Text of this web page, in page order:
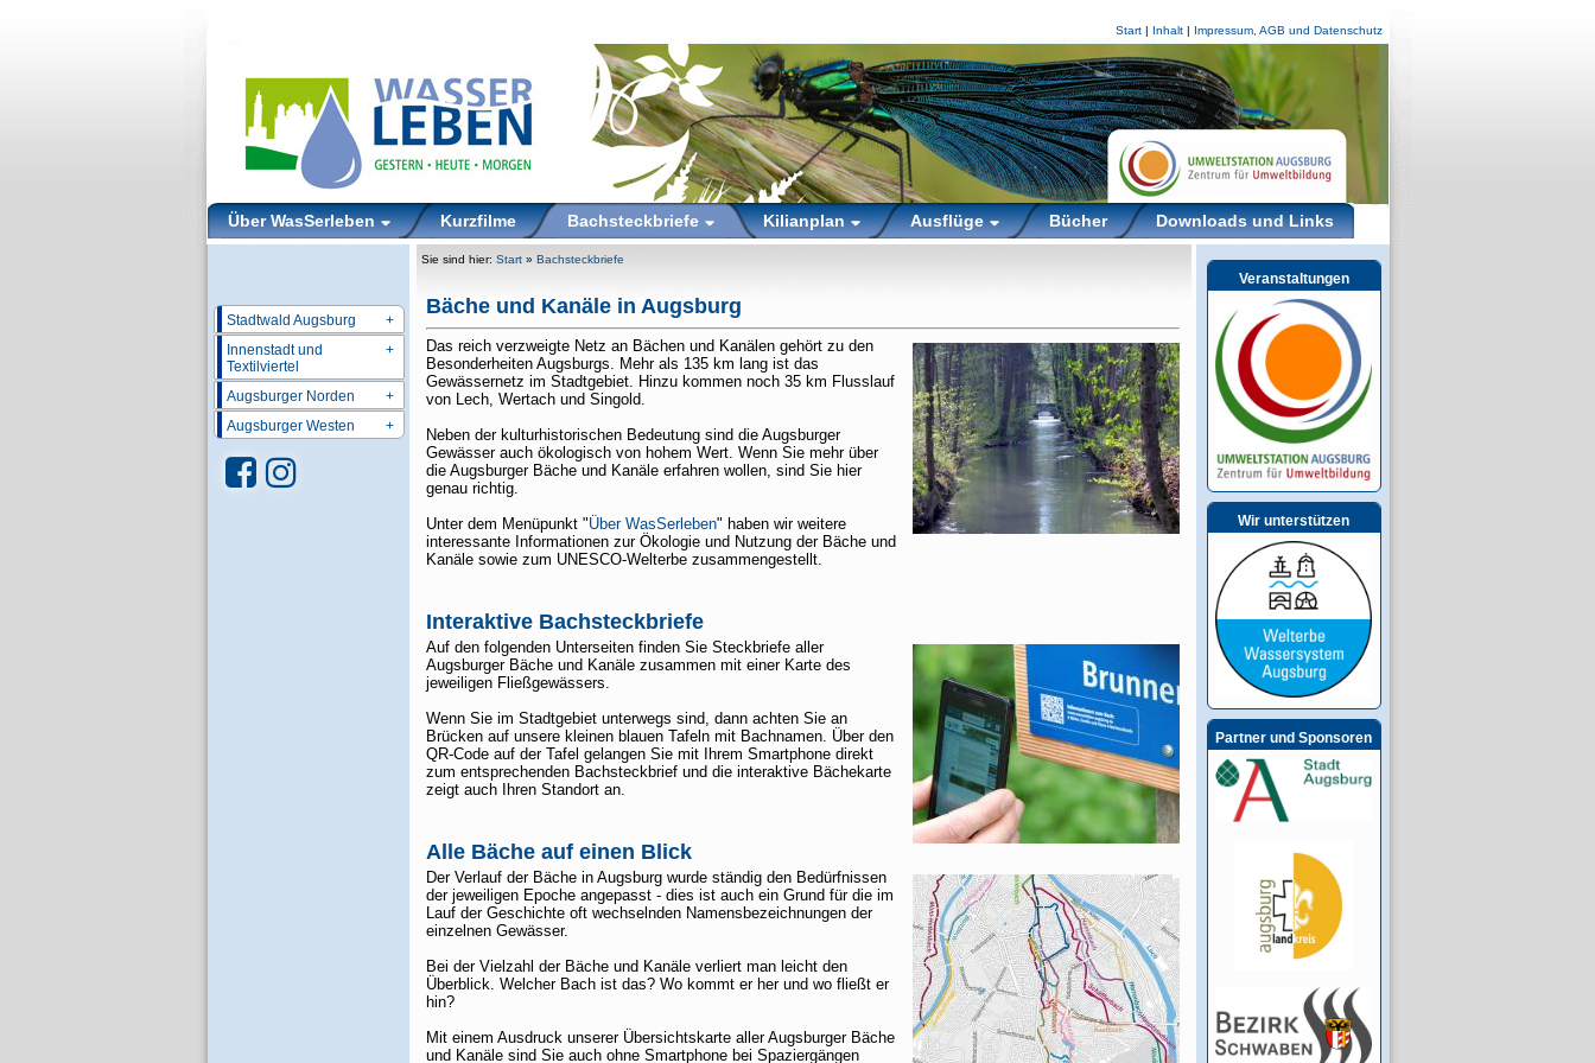
Start| Inhalt| Impressum, AGB und Datenschutz
Über WasSerleben Kurzfilme Bachsteckbriefe Kilianplan Ausflüge Bücher Downloads und Links
+
Stadtwald Augsburg
+
Innenstadt und
Textilviertel
+
Augsburger Norden
+
Augsburger Westen
Sie sind hier: Start» Bachsteckbriefe
Bäche und Kanäle in Augsburg
Das reich verzweigte Netz an Bächen und Kanälen gehört zu den
Besonderheiten Augsburgs. Mehr als 135 km lang ist das
Gewässernetz im Stadtgebiet. Hinzu kommen noch 35 km Flusslauf
von Lech, Wertach und Singold.
Neben der kulturhistorischen Bedeutung sind die Augsburger
Gewässer auch ökologisch von hohem Wert. Wenn Sie mehr über
die Augsburger Bäche und Kanäle erfahren wollen, sind Sie hier
genau richtig.
Unter dem Menüpunkt "Über WasSerleben" haben wir weitere
interessante Informationen zur Ökologie und Nutzung der Bäche und
Kanäle sowie zum UNESCO-Welterbe zusammengestellt.
Interaktive Bachsteckbriefe
Auf den folgenden Unterseiten finden Sie Steckbriefe aller
Augsburger Bäche und Kanäle zusammen mit einer Karte des
jeweiligen Fließgewässers.
Wenn Sie im Stadtgebiet unterwegs sind, dann achten Sie an
Brücken auf unsere kleinen blauen Tafeln mit Bachnamen. Über den
QR-Code auf der Tafel gelangen Sie mit Ihrem Smartphone direkt
zum entsprechenden Bachsteckbrief und die interaktive Bächekarte
zeigt auch Ihren Standort an.
Alle Bäche auf einen Blick
Der Verlauf der Bäche in Augsburg wurde ständig den Bedürfnissen
der jeweiligen Epoche angepasst - dies ist auch ein Grund für die im
Lauf der Geschichte oft wechselnden Namensbezeichnungen der
einzelnen Gewässer.
Bei der Vielzahl der Bäche und Kanäle verliert man leicht den
Überblick. Welcher Bach ist das? Wo kommt er her und wo fließt er
hin?
Mit einem Ausdruck unserer Übersichtskarte aller Augsburger Bäche
und Kanäle sind Sie auch ohne Smartphone bei Spaziergängen
Veranstaltungen
Wir unterstützen
Partner und Sponsoren